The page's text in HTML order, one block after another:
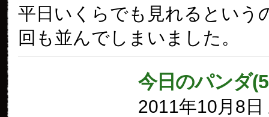
平日いくらでも見れるという
回も並んでしまいました。
今日のパンダ
2011年10月8日